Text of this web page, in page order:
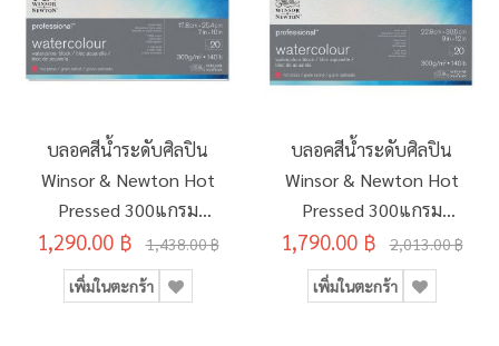
บลอคสีน้ำระดับศิลปิน
Winsor & Newton Hot
Pressed 300แกรม
20แผ่น 17.8x25.4ซม.
#6664005
1,290.00 ฿ 1,438.00 ฿
เพิ่มในตะกร้า
บลอคสีน้ำระดับศิลปิน
Winsor & Newton Hot
Pressed 300แกรม
20แผ่น 22.9x30.5ซม.
#6664006
1,790.00 ฿ 2,013.00 ฿
เพิ่มในตะกร้า